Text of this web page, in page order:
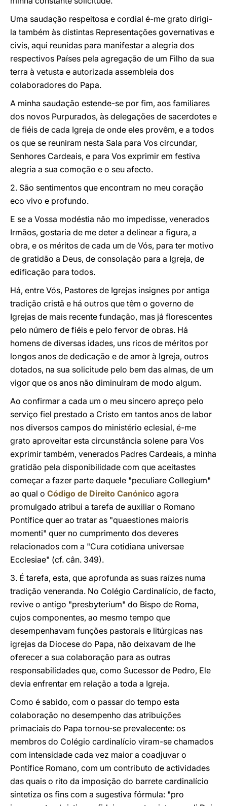
Uma saudação respeitosa e cordial é-me grato dirigi-
la também às distintas Representações governativas e
civis, aqui reunidas para manifestar a alegria dos
respectivos Países pela agregação de um Filho da sua
terra à vetusta e autorizada assembleia dos
colaboradores do Papa.
A minha saudação estende-se por fim, aos familiares
dos novos Purpurados, às delegações de sacerdotes e
de fiéis de cada Igreja de onde eles provêm, e a todos
os que se reuniram nesta Sala para Vos circundar,
Senhores Cardeais, e para Vos exprimir em festiva
alegria a sua comoção e o seu afecto.
2. São sentimentos que encontram no meu coração
eco vivo e profundo.
E se a Vossa modéstia não mo impedisse, venerados
Irmãos, gostaria de me deter a delinear a figura, a
obra, e os méritos de cada um de Vós, para ter motivo
de gratidão a Deus, de consolação para a Igreja, de
edificação para todos.
Há, entre Vós, Pastores de Igrejas insignes por antiga
tradição cristã e há outros que têm o governo de
Igrejas de mais recente fundação, mas já florescentes
pelo número de fiéis e pelo fervor de obras. Há
homens de diversas idades, uns ricos de méritos por
longos anos de dedicação e de amor à Igreja, outros
dotados, na sua solicitude pelo bem das almas, de um
vigor que os anos não diminuíram de modo algum.
Ao confirmar a cada um o meu sincero apreço pelo
serviço fiel prestado a Cristo em tantos anos de labor
nos diversos campos do ministério eclesial, é-me
grato aproveitar esta circunstância solene para Vos
exprimir também, venerados Padres Cardeais, a minha
gratidão pela disponibilidade com que aceitastes
começar a fazer parte daquele "peculiare Collegium"
ao qual o Código de Direito Canónico agora
promulgado atribui a tarefa de auxiliar o Romano
Pontífice quer ao tratar as "quaestiones maioris
momenti" quer no cumprimento dos deveres
relacionados com a "Cura cotidiana universae
Ecclesiae" (cf. cân. 349).
3. É tarefa, esta, que aprofunda as suas raízes numa
tradição veneranda. No Colégio Cardinalício, de facto,
revive o antigo "presbyterium" do Bispo de Roma,
cujos componentes, ao mesmo tempo que
desempenhavam funções pastorais e litúrgicas nas
igrejas da Diocese do Papa, não deixavam de lhe
oferecer a sua colaboração para as outras
responsabilidades que, como Sucessor de Pedro, Ele
devia enfrentar em relação a toda a Igreja.
Como é sabido, com o passar do tempo esta
colaboração no desempenho das atribuições
primaciais do Papa tornou-se prevalecente: os
membros do Colégio cardinalício viram-se chamados
com intensidade cada vez maior a coadjuvar o
Pontífice Romano, com um contributo de actividades
das quais o rito da imposição do barrete cardinalício
sintetiza os fins com a sugestiva fórmula: "pro